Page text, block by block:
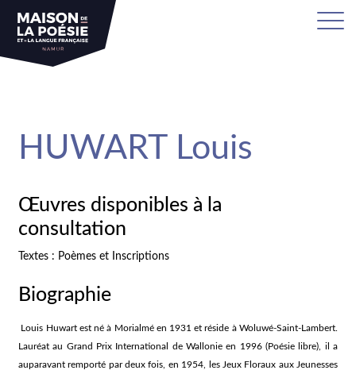
HUWART Louis
Œuvres disponibles à la
consultation
Textes : Poèmes et Inscriptions
Biographie
Louis Huwart est né à Morialmé en 1931 et réside à Woluwé-Saint-Lambert.
Lauréat au Grand Prix International de Wallonie en 1996 (Poésie libre), il a
auparavant remporté par deux fois, en 1954, les Jeux Floraux aux Jeunesses